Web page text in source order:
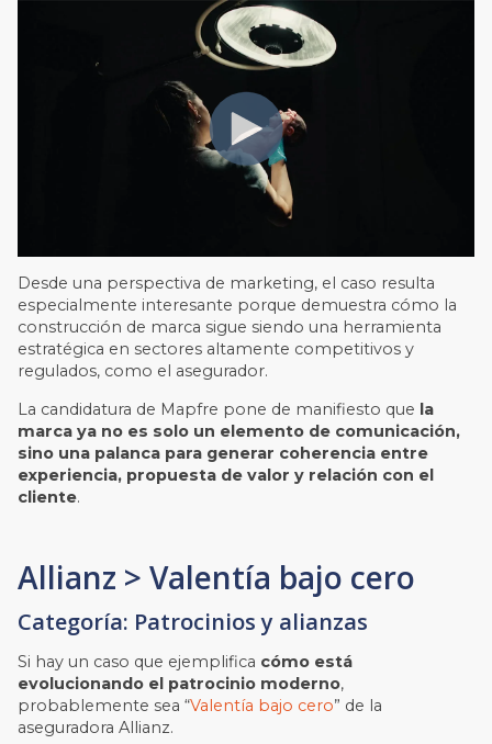
Desde una perspectiva de marketing, el caso resulta
especialmente interesante porque demuestra cómo la
construcción de marca sigue siendo una herramienta
estratégica en sectores altamente competitivos y
regulados, como el asegurador.
La candidatura de Mapfre pone de manifiesto que la
marca ya no es solo un elemento de comunicación,
sino una palanca para generar coherencia entre
experiencia, propuesta de valor y relación con el
cliente.
Allianz > Valentía bajo cero
Categoría: Patrocinios y alianzas
Si hay un caso que ejemplifica cómo está
evolucionando el patrocinio moderno,
probablemente sea “Valentía bajo cero” de la
aseguradora Allianz.